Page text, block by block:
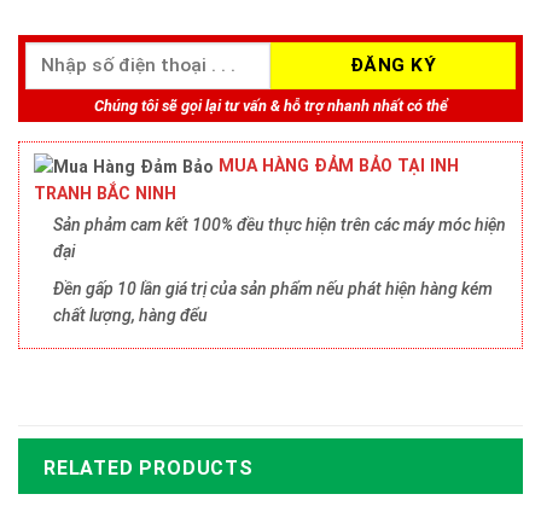
Chúng tôi sẽ gọi lại tư vấn & hỗ trợ nhanh nhất có thể
MUA HÀNG ĐẢM BẢO TẠI INH
TRANH BẮC NINH
Sản phảm cam kết 100% đều thực hiện trên các máy móc hiện
đại
Đền gấp 10 lần giá trị của sản phẩm nếu phát hiện hàng kém
chất lượng, hàng đểu
RELATED PRODUCTS